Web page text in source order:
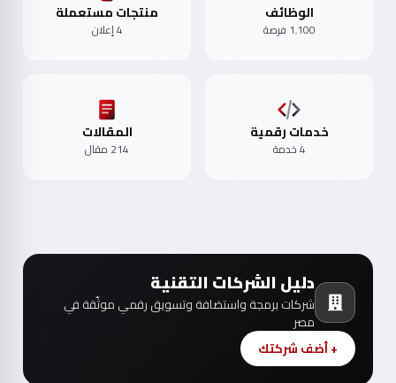
الوظائف
1٬100 فرصة
منتجات مستعملة
4 إعلان
خدمات رقمية
4 خدمة
المقالات
214 مقال
دليل الشركات التقنية
شركات برمجة واستضافة وتسويق رقمي موثّقة في
مصر
+ أضف شركتك